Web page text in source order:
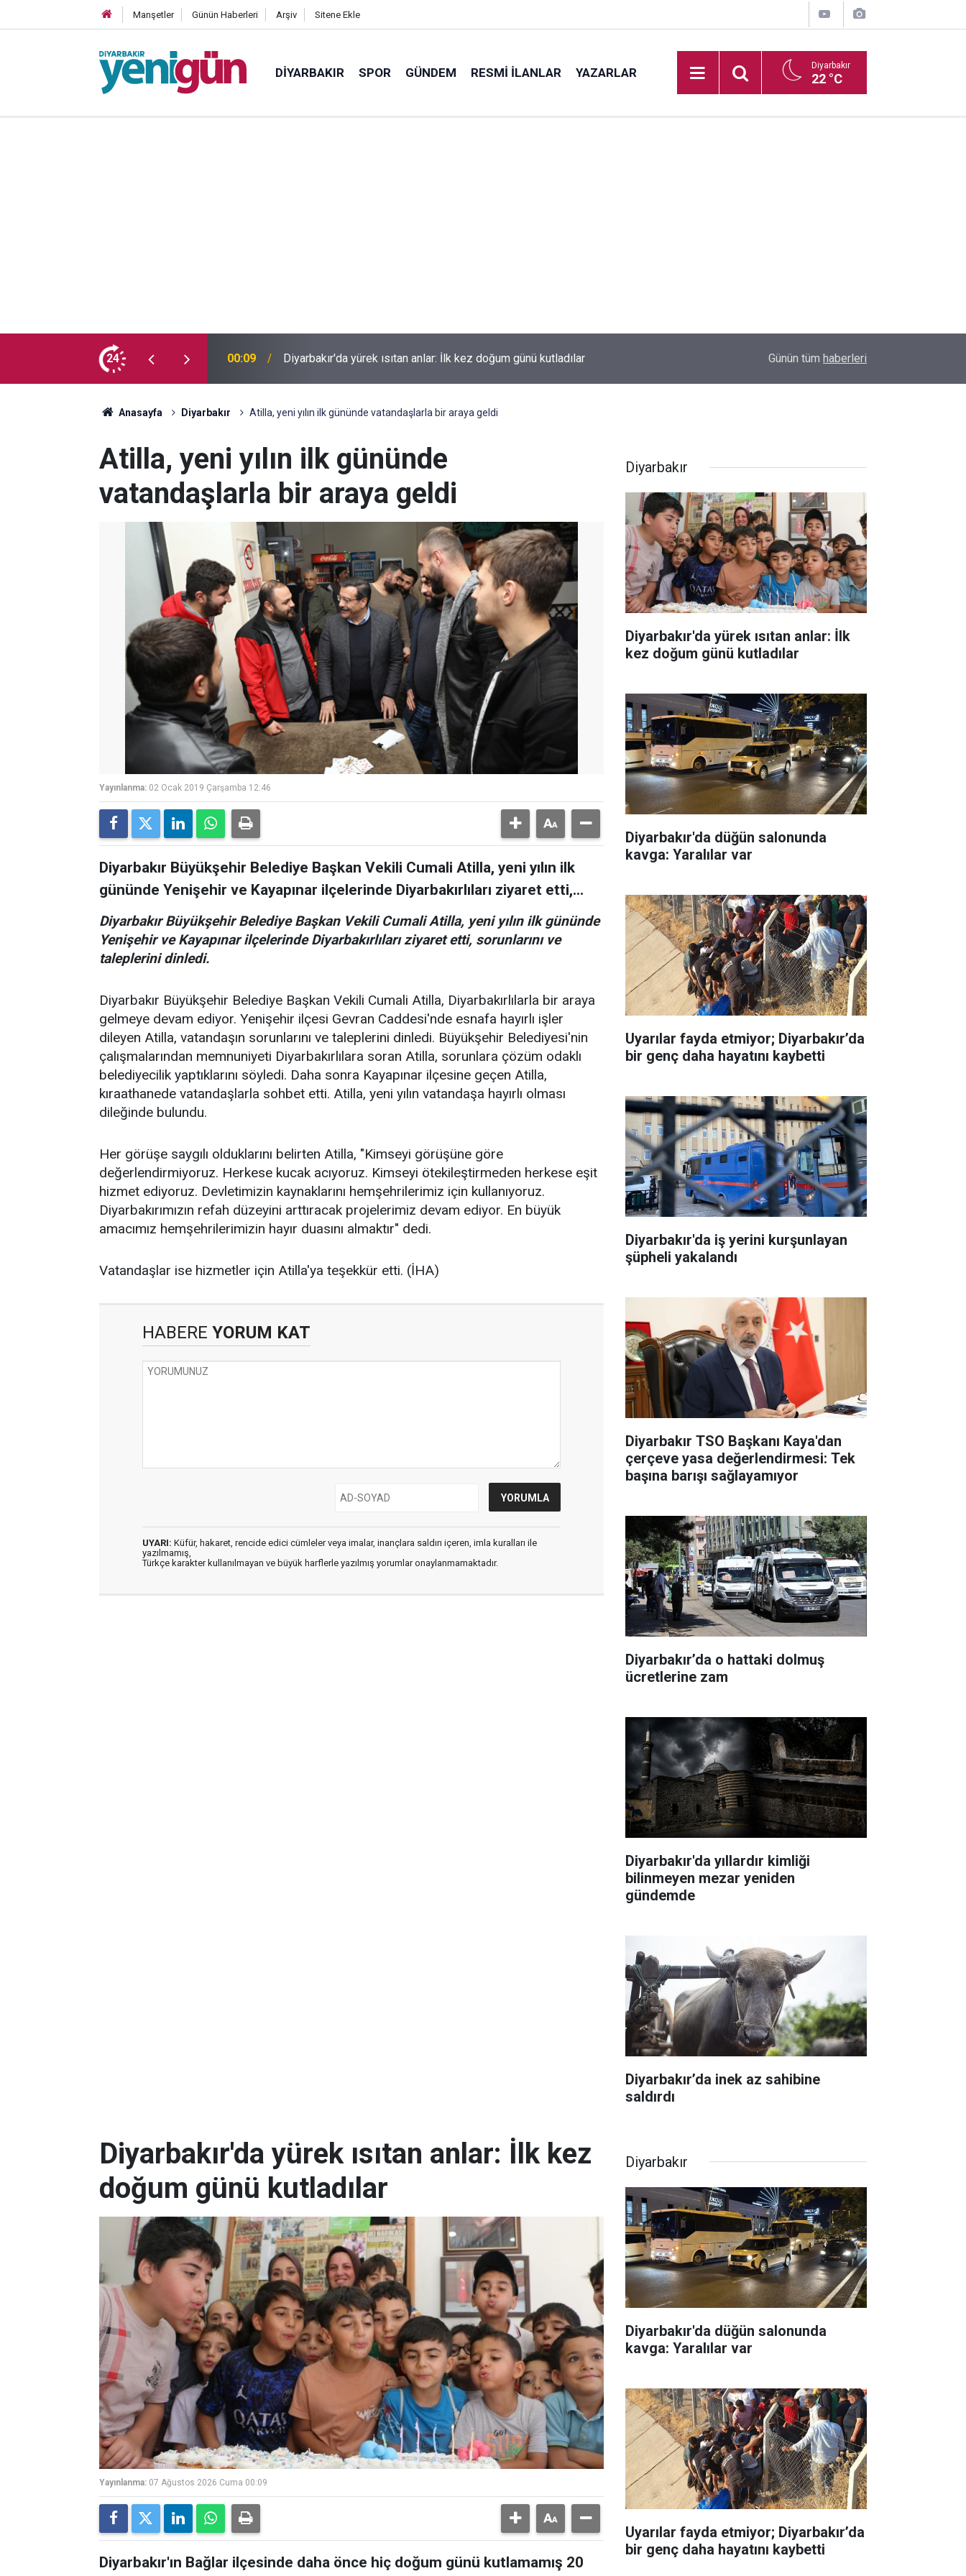
Manşetler Günün Haberleri Arşiv Sitene Ekle
DIYARBAKIR SPOR GÜNDEM RESMI İLANLAR YAZARLAR Diyarbakır
22 °C
24
kez doğum günü kutladılar 23:36 Diyarbakır'da düğün salonunda kavga: Yaralılar var Uyarılar fayda etmiyor; Diyarbakır’da bir genç
Günün tüm haberleri
Anasayfa Diyarbakır Atilla, yeni yılın ilk gününde vatandaşlarla bir araya geldi
Atilla, yeni yılın ilk gününde
vatandaşlarla bir araya geldi
Yayınlanma: 02 Ocak 2019 Çarşamba 12:46
Diyarbakır Büyükşehir Belediye Başkan Vekili Cumali Atilla, yeni yılın ilk
gününde Yenişehir ve Kayapınar ilçelerinde Diyarbakırlıları ziyaret etti,...
Diyarbakır Büyükşehir Belediye Başkan Vekili Cumali Atilla, yeni yılın ilk gününde
Yenişehir ve Kayapınar ilçelerinde Diyarbakırlıları ziyaret etti, sorunlarını ve
taleplerini dinledi.
Diyarbakır Büyükşehir Belediye Başkan Vekili Cumali Atilla, Diyarbakırlılarla bir araya
gelmeye devam ediyor. Yenişehir ilçesi Gevran Caddesi'nde esnafa hayırlı işler
dileyen Atilla, vatandaşın sorunlarını ve taleplerini dinledi. Büyükşehir Belediyesi'nin
çalışmalarından memnuniyeti Diyarbakırlılara soran Atilla, sorunlara çözüm odaklı
belediyecilik yaptıklarını söyledi. Daha sonra Kayapınar ilçesine geçen Atilla,
kıraathanede vatandaşlarla sohbet etti. Atilla, yeni yılın vatandaşa hayırlı olması
dileğinde bulundu.
Her görüşe saygılı olduklarını belirten Atilla, "Kimseyi görüşüne göre
değerlendirmiyoruz. Herkese kucak acıyoruz. Kimseyi ötekileştirmeden herkese eşit
hizmet ediyoruz. Devletimizin kaynaklarını hemşehrilerimiz için kullanıyoruz.
Diyarbakırımızın refah düzeyini arttıracak projelerimiz devam ediyor. En büyük
amacımız hemşehrilerimizin hayır duasını almaktır" dedi.
Vatandaşlar ise hizmetler için Atilla'ya teşekkür etti. (İHA)
HABERE YORUM KAT
UYARI: Küfür, hakaret, rencide edici cümleler veya imalar, inançlara saldırı içeren, imla kuralları ile
yazılmamış,
Türkçe karakter kullanılmayan ve büyük harflerle yazılmış yorumlar onaylanmamaktadır.
Diyarbakır
Diyarbakır'da yürek ısıtan anlar: İlk
kez doğum günü kutladılar
Diyarbakır'da düğün salonunda
kavga: Yaralılar var
Uyarılar fayda etmiyor; Diyarbakır’da
bir genç daha hayatını kaybetti
Diyarbakır'da iş yerini kurşunlayan
şüpheli yakalandı
Diyarbakır TSO Başkanı Kaya'dan
çerçeve yasa değerlendirmesi: Tek
başına barışı sağlayamıyor
Diyarbakır’da o hattaki dolmuş
ücretlerine zam
Diyarbakır'da yıllardır kimliği
bilinmeyen mezar yeniden
gündemde
Diyarbakır’da inek az sahibine
saldırdı
Diyarbakır'da yürek ısıtan anlar: İlk kez
doğum günü kutladılar
Yayınlanma: 07 Ağustos 2026 Cuma 00:09
Diyarbakır'ın Bağlar ilçesinde daha önce hiç doğum günü kutlamamış 20
Diyarbakır
Diyarbakır'da düğün salonunda
kavga: Yaralılar var
Uyarılar fayda etmiyor; Diyarbakır’da
bir genç daha hayatını kaybetti